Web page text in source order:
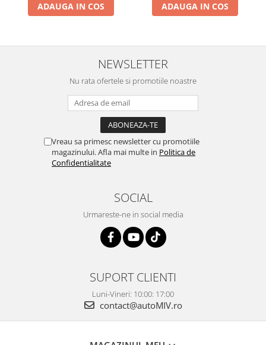
ADAUGA IN COS ADAUGA IN COS
NEWSLETTER
Nu rata ofertele si promotiile noastre
Vreau sa primesc newsletter cu promotiile
magazinului. Afla mai multe in Politica de
Confidentialitate
SOCIAL
Urmareste-ne in social media
SUPORT CLIENTI
Luni-Vineri: 10:00: 17:00
contact@autoMIV.ro